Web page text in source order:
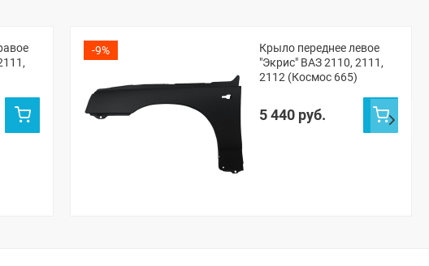
-9%
Крыло переднее левое
"Экрис" ВАЗ 2110, 2111,
2112 (Космос 665)
5 440 руб.